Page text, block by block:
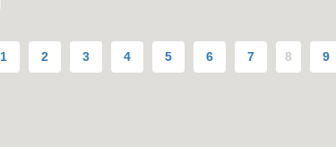
1 2 3 4 5 6 7 8 9